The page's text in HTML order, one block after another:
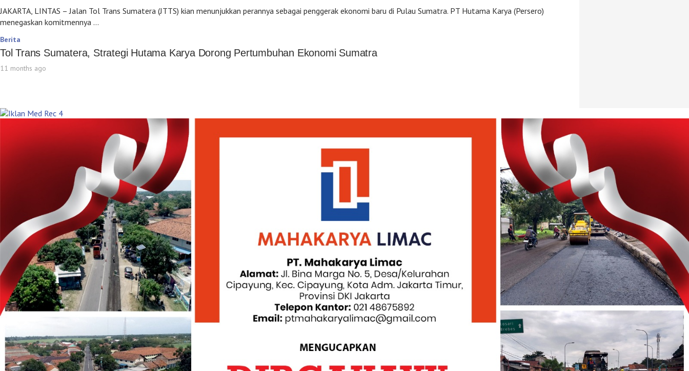
JAKARTA, LINTAS – Jalan Tol Trans Sumatera (JTTS) kian menunjukkan perannya sebagai penggerak ekonomi baru di Pulau Sumatra. PT Hutama Karya (Persero)
menegaskan komitmennya …
Berita
Tol Trans Sumatera, Strategi Hutama Karya Dorong Pertumbuhan Ekonomi Sumatra
11 months ago